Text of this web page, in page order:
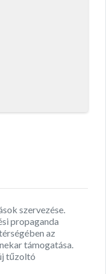
szervezése.
propaganda
az
támogatása.
tűzoltó